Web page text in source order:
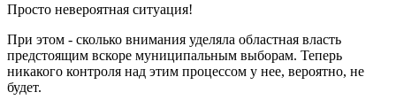
Просто невероятная ситуация!
При этом - сколько внимания уделяла областная власть
предстоящим вскоре муниципальным выборам. Теперь
никакого контроля над этим процессом у нее, вероятно, не
будет.